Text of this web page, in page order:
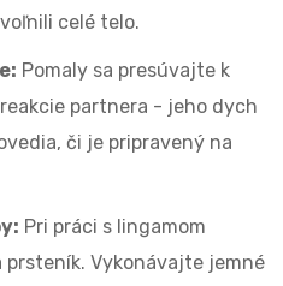
celé telo.
Pomaly sa presúvajte k
partnera - jeho dych
či je pripravený na
Pri práci s lingamom
prsteník. Vykonávajte jemné